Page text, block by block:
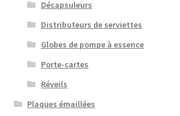
Décapsuleurs
Distributeurs de serviettes
Globes de pompe à essence
Porte-cartes
Réveils
Plaques émaillées